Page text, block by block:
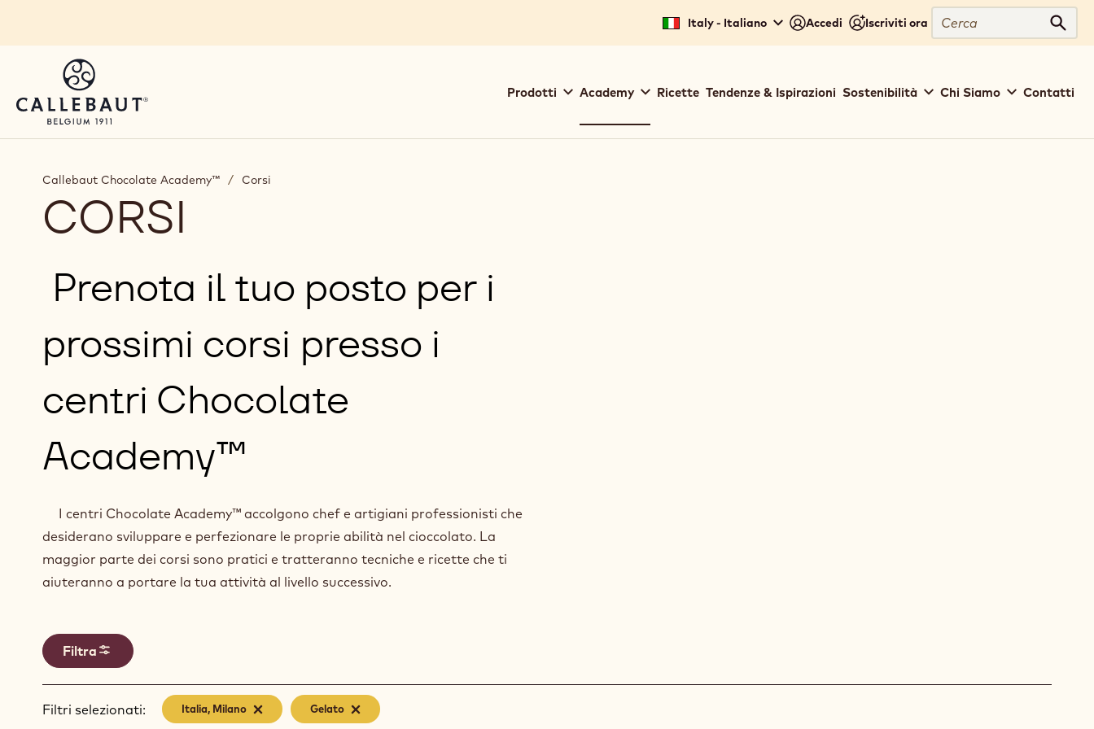
Italy - Italiano Accedi Iscriviti ora
Cerca
navigation
Callebaut
Prodotti Academy Ricette Tendenze & Ispirazioni Sostenibilità Chi Siamo Contatti
Callebaut Chocolate Academy™ / Corsi
CORSI
Prenota il tuo posto per i
prossimi corsi presso i
centri Chocolate
Academy™
I centri Chocolate Academy™ accolgono chef e artigiani professionisti che
desiderano sviluppare e perfezionare le proprie abilità nel cioccolato. La
maggior parte dei corsi sono pratici e tratteranno tecniche e ricette che ti
aiuteranno a portare la tua attività al livello successivo.
Filtra
Filtri selezionati: Italia, Milano
remove
Gelato
remove